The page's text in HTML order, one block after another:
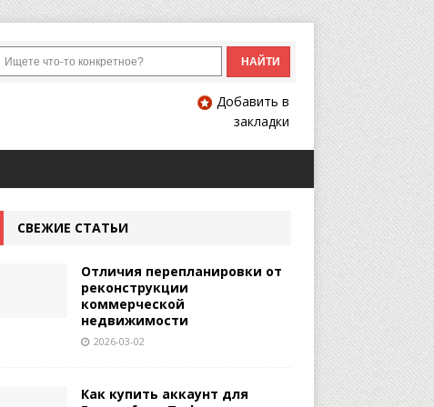
Добавить в
закладки
СВЕЖИЕ СТАТЬИ
Отличия перепланировки от
реконструкции
коммерческой
недвижимости
2026-03-02
Как купить аккаунт для